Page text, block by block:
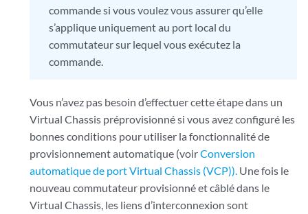
commande si vous voulez vous assurer qu’elle
s’applique uniquement au port local du
commutateur sur lequel vous exécutez la
commande.
Vous n’avez pas besoin d’effectuer cette étape dans un
Virtual Chassis préprovisionné si vous avez configuré les
bonnes conditions pour utiliser la fonctionnalité de
provisionnement automatique (voirConversion
automatique de port Virtual Chassis (VCP)). Une fois le
nouveau commutateur provisionné et câblé dans le
Virtual Chassis, les liens d’interconnexion sont